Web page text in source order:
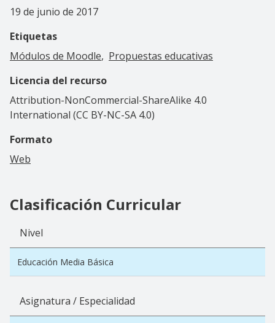
19 de junio de 2017
Etiquetas
Módulos de Moodle
Propuestas educativas
Licencia del recurso
Attribution-NonCommercial-ShareAlike 4.0
International (CC BY-NC-SA 4.0)
Formato
Web
Clasificación Curricular
Nivel
Educación Media Básica
Asignatura / Especialidad